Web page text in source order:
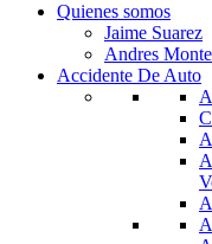
Quienes somos
Jaime Suarez
Andres
Accidente De Auto